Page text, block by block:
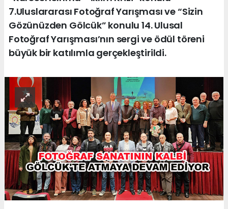
7.Uluslararası Fotoğraf Yarışması ve “Sizin
Gözünüzden Gölcük” konulu 14. Ulusal
Fotoğraf Yarışması’nın sergi ve ödül töreni
büyük bir katılımla gerçekleştirildi.